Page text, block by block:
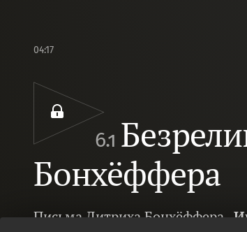
04:17
6.1
Бонхёффера
Письма Дитриха Бонхёффера.